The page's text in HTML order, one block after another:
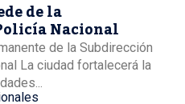
de la
Nacional
de la Subdirección
La ciudad fortalecerá la